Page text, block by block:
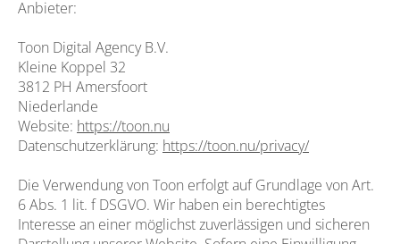
Anbieter:
Toon Digital Agency B.V.
Kleine Koppel 32
3812 PH Amersfoort
Niederlande
Website: https://toon.nu
Datenschutzerklärung: https://toon.nu/privacy/
Die Verwendung von Toon erfolgt auf Grundlage von Art.
6 Abs. 1 lit. f DSGVO. Wir haben ein berechtigtes
Interesse an einer möglichst zuverlässigen und sicheren